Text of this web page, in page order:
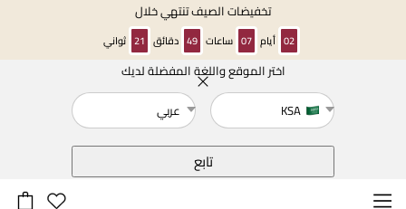
تخفيضات الصيف تنتهي خلال
02 أيام 07 ساعات 49 دقائق 21 ثواني
اختر الموقع واللغة المفضلة لديك
KSA
عربي
تابع